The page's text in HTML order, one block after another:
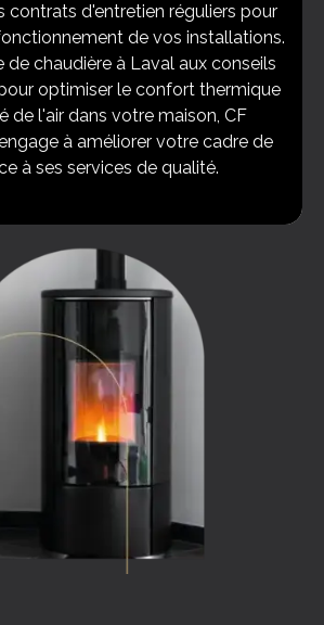
contrats d'entretien réguliers pour
de vos installations.
de chaudière à Laval aux conseils
optimiser le confort thermique
de l'air dans votre maison, CF
à améliorer votre cadre de
à ses services de qualité.